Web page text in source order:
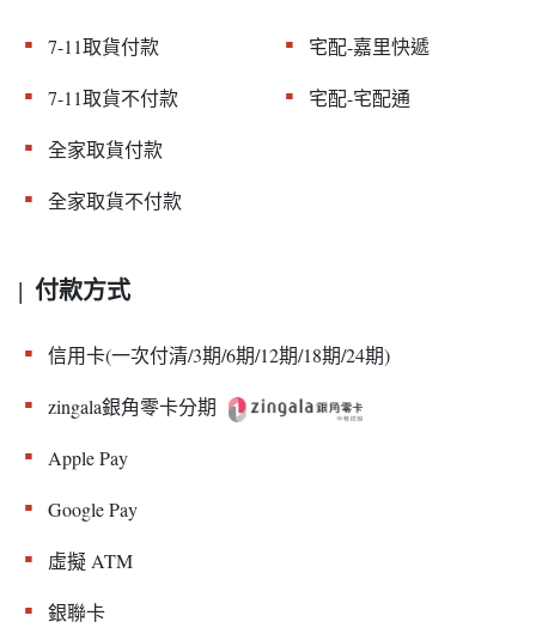
▪︎ 7-11取貨付款 ▪︎ 宅配-嘉里快遞
▪︎ 7-11取貨不付款 ▪︎ 宅配-宅配通
▪︎ 全家取貨付款
▪︎ 全家取貨不付款
| 付款方式
▪︎ 信用卡(一次付清/3期/6期/12期/18期/24期)
▪︎ zingala銀角零卡分期
▪︎ Apple Pay
▪︎ Google Pay
▪︎ 虛擬 ATM
▪︎ 銀聯卡